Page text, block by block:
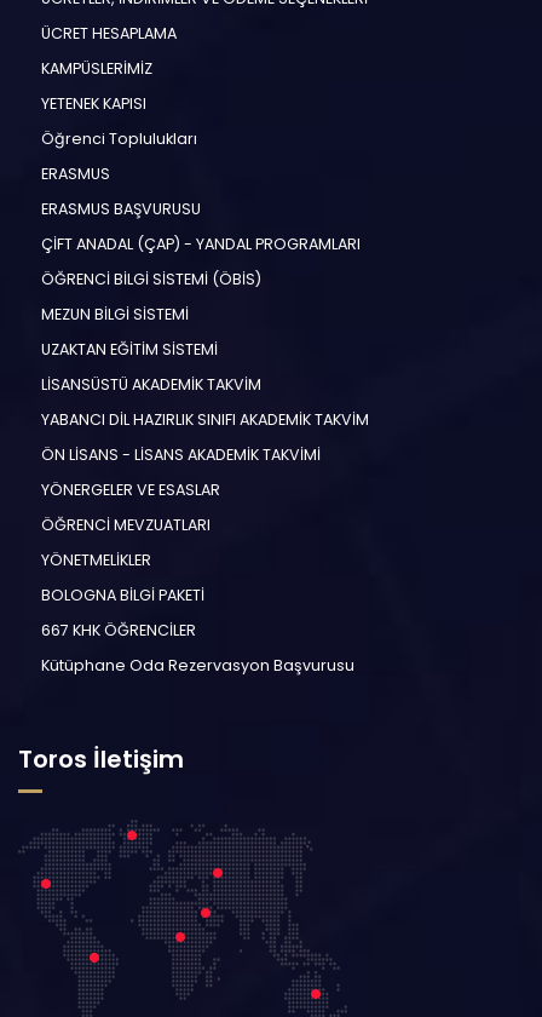
ÜCRET HESAPLAMA
KAMPÜSLERİMİZ
YETENEK KAPISI
Öğrenci Toplulukları
ERASMUS
ERASMUS BAŞVURUSU
ÇİFT ANADAL (ÇAP) - YANDAL PROGRAMLARI
ÖĞRENCİ BİLGİ SİSTEMİ (ÖBİS)
MEZUN BİLGİ SİSTEMİ
UZAKTAN EĞİTİM SİSTEMİ
LİSANSÜSTÜ AKADEMİK TAKVİM
YABANCI DİL HAZIRLIK SINIFI AKADEMİK TAKVİM
ÖN LİSANS - LİSANS AKADEMİK TAKVİMİ
YÖNERGELER VE ESASLAR
ÖĞRENCİ MEVZUATLARI
YÖNETMELİKLER
BOLOGNA BİLGİ PAKETİ
667 KHK ÖĞRENCİLER
Kütüphane Oda Rezervasyon Başvurusu
Toros İletişim